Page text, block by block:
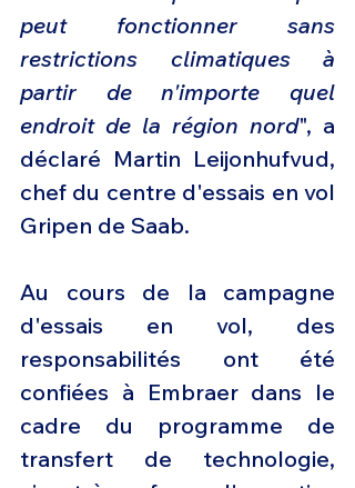
peut fonctionner sans
restrictions climatiques à
partir de n'importe quel
endroit de la région nord", a
déclaré Martin Leijonhufvud,
chef du centre d'essais en vol
Gripen de Saab.
Au cours de la campagne
d'essais en vol, des
responsabilités ont été
confiées à Embraer dans le
cadre du programme de
transfert de technologie,